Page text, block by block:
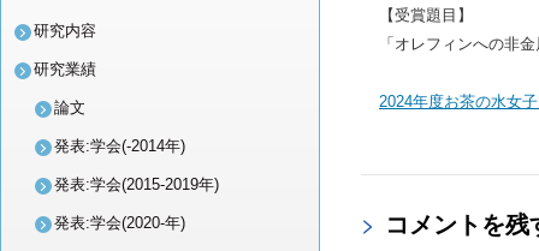
ス
研究内容
研究業績
論文
発表:学会(-2014年)
発表:学会(2015-2019年)
発表:学会(2020-年)
【受賞題目】
「オレフィンへの非
2024年度お茶の水女
コメントを残